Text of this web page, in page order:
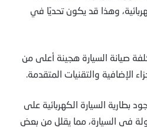
وهذا قد يكون تحديًا في
صيانة السيارة هجينة أعلى من
الإضافية والتقنيات المتقدمة.
بطارية السيارة الكهربائية على
في السيارة، مما يقلل من بعض